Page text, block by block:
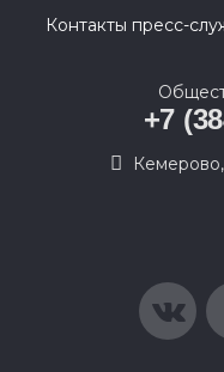
Контакты пресс-
+7